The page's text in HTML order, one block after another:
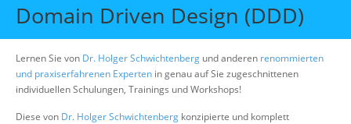
Beratung
Offene Seminare
Domain Driven Design (DDD)
Lernen Sie von Dr. Holger Schwichtenberg und anderen renommierten
und praxiserfahrenen Experten in genau auf Sie zugeschnittenen
individuellen Schulungen, Trainings und Workshops!
Diese von Dr. Holger Schwichtenberg konzipierte und komplett